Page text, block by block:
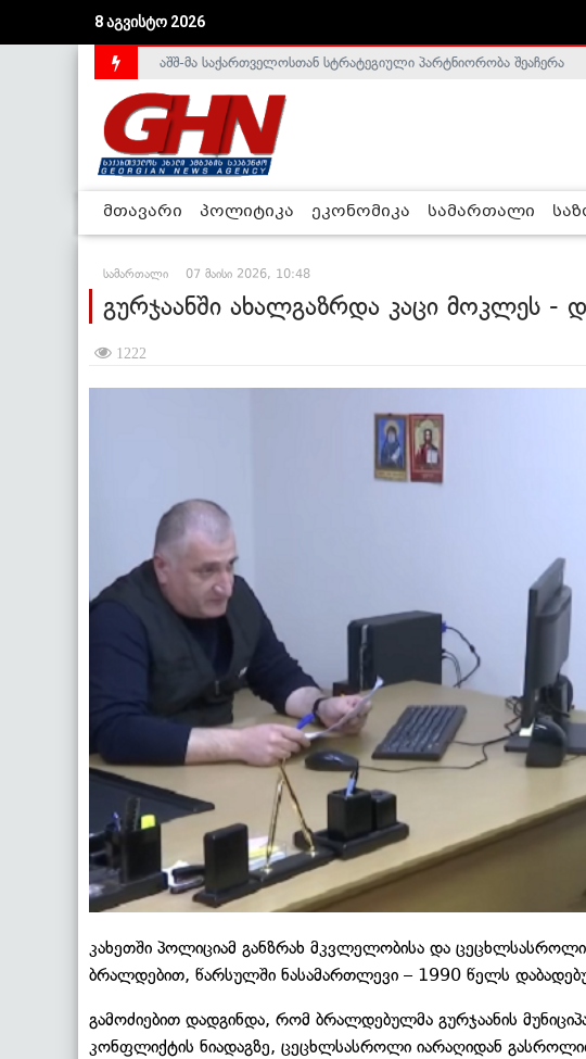
8 აგვისტო 2026
საქართველოს დე-ფაქტო მთავრობა არალეგიტიმურია - ჰელსინკის
აშშ-მა საქართველოსთან სტრატეგიული პარტნიორობა შეაჩერა
მთავარი პოლიტიკა ეკონომიკა სამართალი
სამართალი 07 მაისი 2026, 10:48
გურჯაანში ახალგაზრდა კაცი მოკლეს -
1222
კახეთში პოლიციამ განზრახ მკვლელობისა და ცეცხლსასროლი
ბრალდებით, წარსულში ნასამართლევი – 1990 წელს
გამოძიებით დადგინდა, რომ ბრალდებულმა გურჯაანის
კონფლიქტის ნიადაგზე, ცეცხლსასროლი იარაღიდან